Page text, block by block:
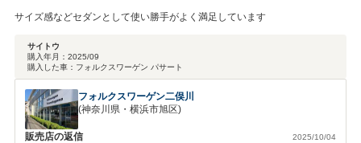
サイズ感などセダンとして使い勝手がよく満足しています
サイトウ
購入年月： 2025/09
購入した車： フォルクスワーゲン パサート
フォルクスワーゲン二俣川
(神奈川県・横浜市旭区)
販売店の返信 2025/10/04